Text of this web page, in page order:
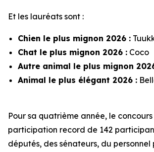
Et les lauréats sont :
Chien le plus mignon 2026 :
Chat le plus mignon 2026 : Coco
Autre animal le plus mignon
Animal le plus élégant 2026 :
Pour sa quatrième année, le
participation record de 142
députés, des sénateurs, du